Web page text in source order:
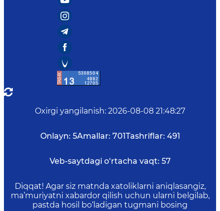
Oxirgi yangilanish: 2026-08-08 21:48:27
Onlayn: 5Amallar: 701Tashriflar: 491
Veb-saytdagi o‘rtacha vaqt: 57
Diqqat! Agar siz matnda xatoliklarni aniqlasangiz,
ma’muriyatni xabardor qilish uchun ularni belgilab,
pastda hosil bo‘ladigan tugmani bosing